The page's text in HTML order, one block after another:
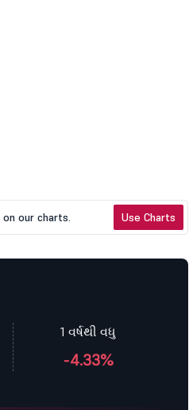
our charts. Use Charts
1 વર્ષથી વધુ
-4.33%